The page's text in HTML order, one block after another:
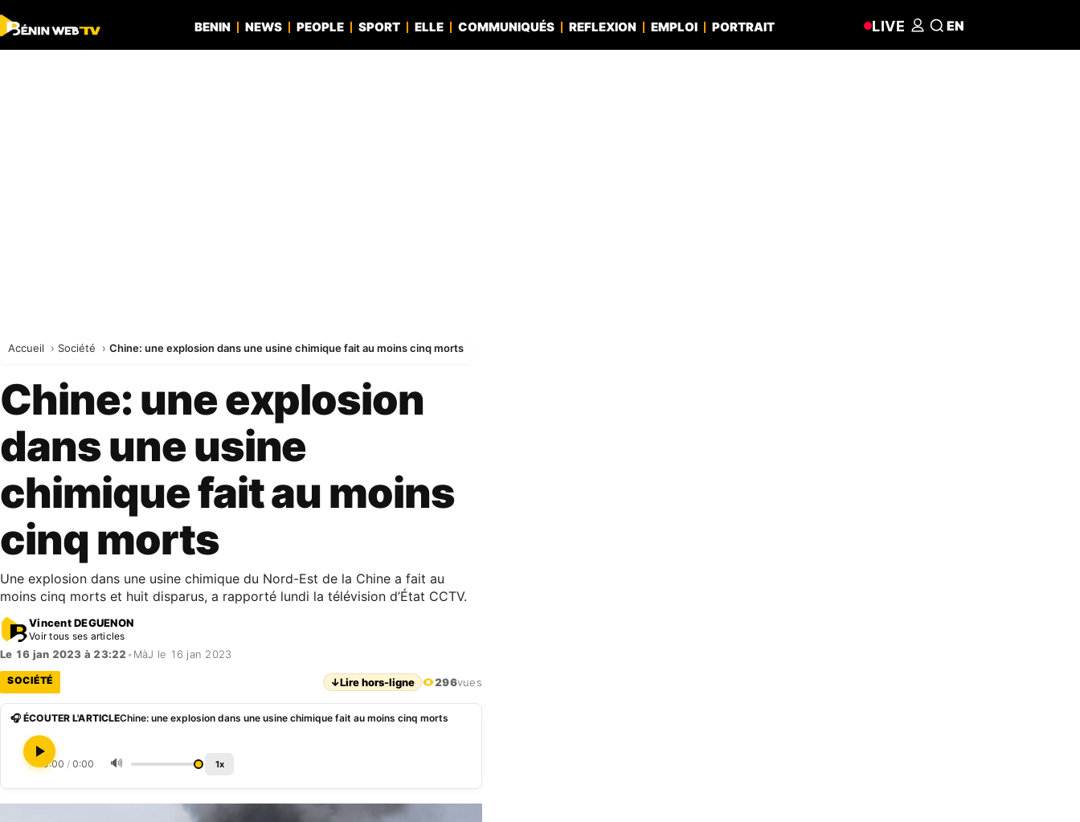
BENIN NEWS PEOPLE SPORT ELLE COMMUNIQUÉS REFLEXION EMPLOI PORTRAIT LIVE EN
Accueil Société Chine: une explosion dans une usine chimique fait au moins cinq morts
Chine: une explosion
dans une usine
chimique fait au moins
cinq morts
Une explosion dans une usine chimique du Nord-Est de la Chine a fait au
moins cinq morts et huit disparus, a rapporté lundi la télévision d’État CCTV.
Vincent DEGUENON
Voir tous ses articles
Le 16 jan 2023 à 23:22 • MàJ le 16 jan 2023
SOCIÉTÉ ↓Lire hors-ligne 296vues
🎧 ÉCOUTER L'ARTICLEChine: une explosion dans une usine chimique fait au moins cinq morts
0:00 / 0:00 🔊 1x